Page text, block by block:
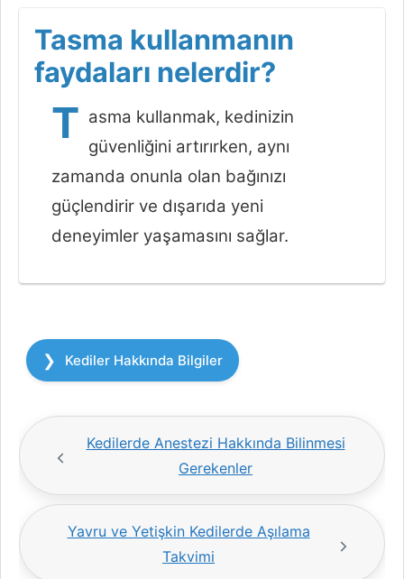
Tasma kullanmanın
faydaları nelerdir?
T asma kullanmak, kedinizin
güvenliğini artırırken, aynı
zamanda onunla olan bağınızı
güçlendirir ve dışarıda yeni
deneyimler yaşamasını sağlar.
Kategoriler
Kediler Hakkında Bilgiler
Kedilerde Anestezi Hakkında Bilinmesi
Gerekenler
Yavru ve Yetişkin Kedilerde Aşılama
Takvimi